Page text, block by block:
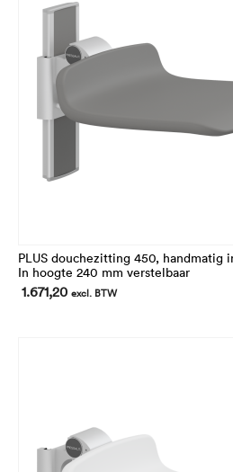
PLUS douchezitting 450, handmatig
In hoogte 240 mm verstelbaar
1.671,20 excl. BTW